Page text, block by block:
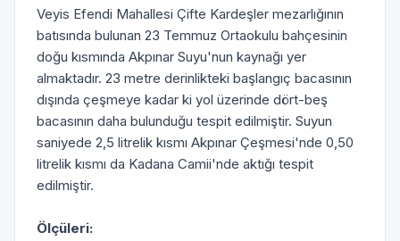
Veyis Efendi Mahallesi Çifte Kardeşler mezarlığının
batısında bulunan 23 Temmuz Ortaokulu bahçesinin
doğu kısmında Akpınar Suyu'nun kaynağı yer
almaktadır. 23 metre derinlikteki başlangıç bacasının
dışında çeşmeye kadar ki yol üzerinde dört-beş
bacasının daha bulunduğu tespit edilmiştir. Suyun
saniyede 2,5 litrelik kısmı Akpınar Çeşmesi'nde 0,50
litrelik kısmı da Kadana Camii'nde aktığı tespit
edilmiştir.
Ölçüleri: